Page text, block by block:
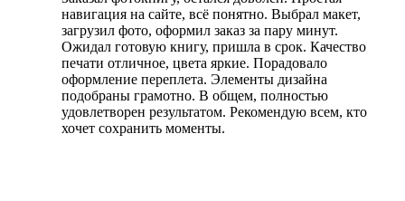
навигация на сайте, всё понятно. Выбрал макет,
загрузил фото, оформил заказ за пару минут.
Ожидал готовую книгу, пришла в срок. Качество
печати отличное, цвета яркие. Порадовало
оформление переплета. Элементы дизайна
подобраны грамотно. В общем, полностью
удовлетворен результатом. Рекомендую всем, кто
хочет сохранить моменты.